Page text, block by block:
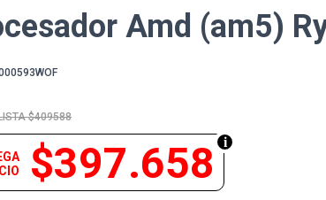
Amd (am5)
$409588
$397.658